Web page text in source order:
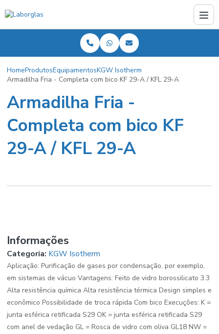
HomeProdutosEquipamentosKGW Isotherm
Armadilha Fria - Completa com bico KF 29-A / KFL 29-A
Armadilha Fria -
Completa com bico KF
29-A / KFL 29-A
Informações
Categoria: KGW Isotherm
Aplicação: Purificação de gases por condensação, por exemplo,
em sistemas de vácuo Vantagens: Feito de vidro borossilicato 3.3
Alta resistência química Alta resistência térmica Design simples e
econômico Possibilidade de troca rápida Com bico Execuções: K =
junta esférica retificada S29 OK = junta esférica retificada S29
com anel de vedação GL = Rosca de vidro com oliva GL18 NW =